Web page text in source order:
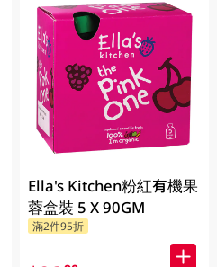
Ella's Kitchen粉紅有機果
蓉盒裝 5 X 90GM
滿2件95折